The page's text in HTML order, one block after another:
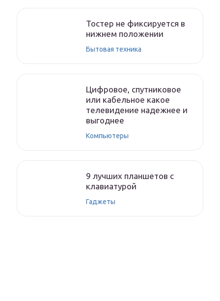
Тостер не фиксируется в
нижнем положении
Бытовая техника
Цифровое, спутниковое
или кабельное какое
телевидение надежнее и
выгоднее
Компьютеры
9 лучших планшетов с
клавиатурой
Гаджеты